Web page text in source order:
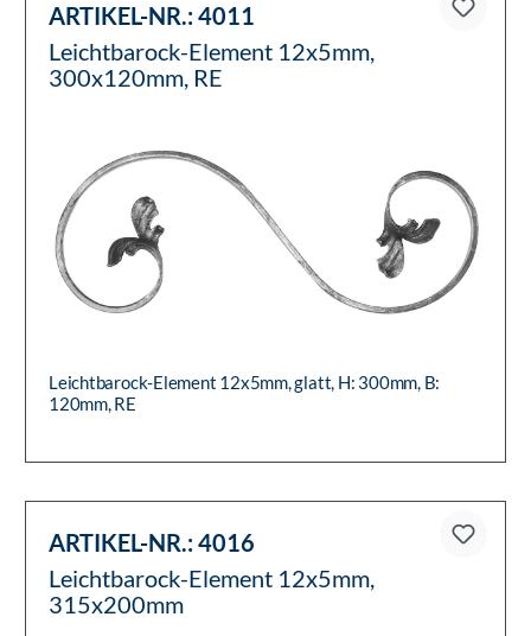
ARTIKEL-NR.:4011
Leichtbarock-Element 12x5mm,
300x120mm, RE
Leichtbarock-Element 12x5mm, glatt, H: 300mm, B:
120mm, RE
ARTIKEL-NR.:4016
Leichtbarock-Element 12x5mm,
315x200mm